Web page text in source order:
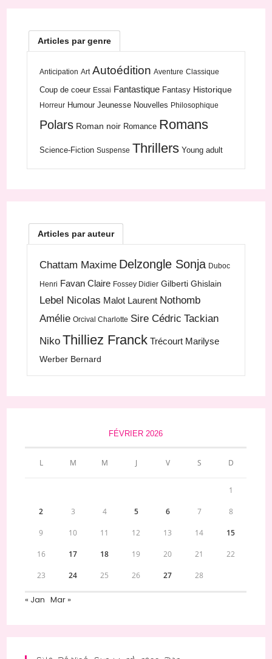
Articles par genre
Anticipation Art Autoédition Aventure Classique
Coup de coeur Essai Fantastique Fantasy Historique
Horreur Humour Jeunesse Nouvelles Philosophique
Polars Roman noir Romance Romans
Science-Fiction Suspense Thrillers Young adult
Articles par auteur
Chattam Maxime Delzongle Sonja Duboc
Henri Favan Claire Fossey Didier Gilberti Ghislain
Lebel Nicolas Malot Laurent Nothomb
Amélie Orcival Charlotte Sire Cédric Tackian
Niko Thilliez Franck Trécourt Marilyse
Werber Bernard
FÉVRIER 2026
L M M J V S D
1
2 3 4 5 6 7 8
9 10 11 12 13 14 15
16 17 18 19 20 21 22
23 24 25 26 27 28
« Jan Mar »